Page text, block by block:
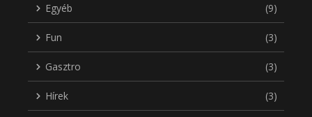
Egyéb (9)
Fun (3)
Gasztro (3)
Hírek (3)